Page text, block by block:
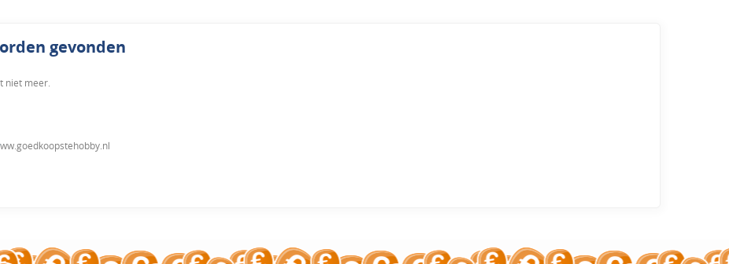
gevonden
niet meer.
ww.goedkoopstehobby.nl